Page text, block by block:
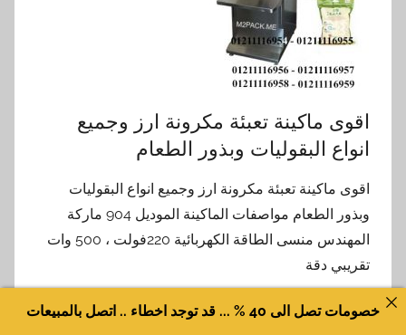
اقوى ماكينة تعبئة مكرونة ارز وجميع
انواع البقوليات وبذور الطعام
اقوى ماكينة تعبئة مكرونة ارز وجميع انواع البقوليات
وبذور الطعام مواصفات الماكينة الموديل 904 ماركة
المهندس منسى الطاقة الكهربائية 220فولت ، 500 وات
تقريبي دقة
اقرأ المزيد
خصومات تصل الى 40 % ... قد توجد اخطاء .. اتصل بالمبيعات